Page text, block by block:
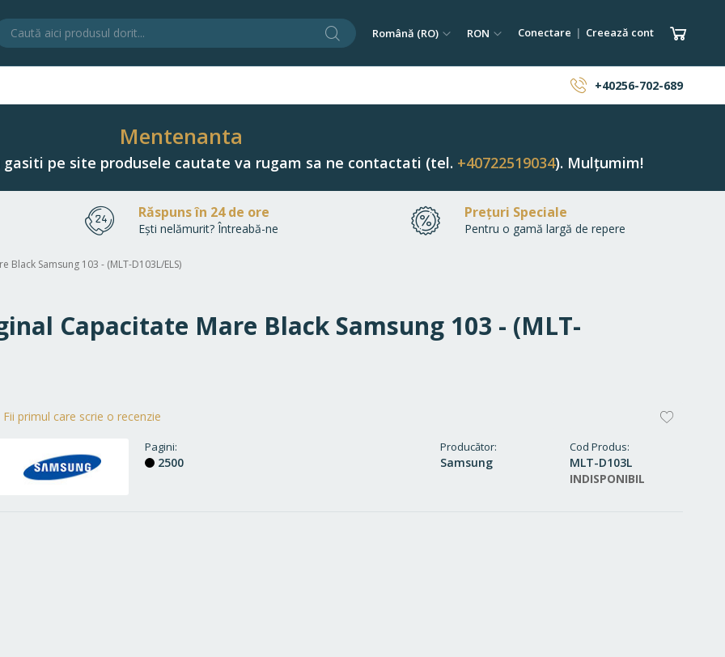
CăutareLimba
Română (RO) Monedă
RON Conectare Creează cont Coșul
+40256-702-689
Mentenanta
pe site produsele cautate va rugam sa ne contactati (tel. +40722519034). Mulțumim!
Răspuns în 24 de ore
Ești nelămurit? Întreabă-ne
Prețuri Speciale
Pentru o gamă largă de repere
Samsung 103 - (MLT-D103L/ELS)
Capacitate Mare Black Samsung 103 - (MLT-
Producător
Samsung
Cod Produs
MLT-D103L
INDISPONIBIL
Fii primul care scrie o recenzie
Pagini
2500